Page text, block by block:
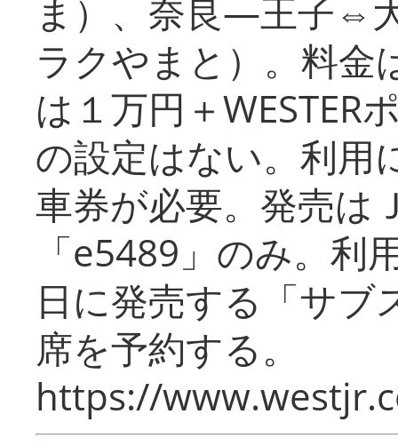
ま）、奈良―王子⇔
ラクやまと）。料金
は１万円＋WESTER
の設定はない。利用
車券が必要。発売は
「e5489」のみ。利
日に発売する「サブ
席を予約する。
https://